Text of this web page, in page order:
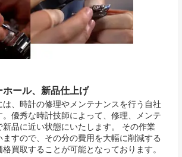
ール、新品仕上げ
は、時計の修理やメンテナンスを行う自社
。優秀な時計技師によって、修理、メンテ
新品に近い状態にいたします。 その作業
ますので、その分の費用を大幅に削減する
買取することが可能となっております。